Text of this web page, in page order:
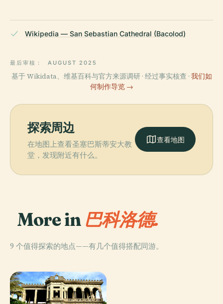
Wikipedia — San Sebastian Cathedral (Bacolod)
最后审核： AUGUST 2025
基于 Wikidata、维基百科与官方来源调研 · 经过事实核查 · 我们如
何制作导览 →
探索周边
在地图上查看圣塞巴斯蒂安大教
堂，发现附近有什么。
查看地图
More in 巴科洛德.
9 个值得探索的地点——有几个值得搭配同游。